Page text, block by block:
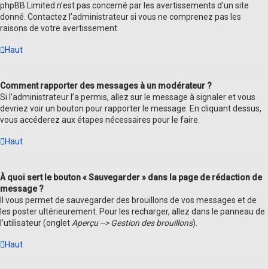
phpBB Limited n’est pas concerné par les avertissements d’un site
donné. Contactez l’administrateur si vous ne comprenez pas les
raisons de votre avertissement.
Haut
Comment rapporter des messages à un modérateur ?
Si l’administrateur l’a permis, allez sur le message à signaler et vous
devriez voir un bouton pour rapporter le message. En cliquant dessus,
vous accéderez aux étapes nécessaires pour le faire.
Haut
À quoi sert le bouton « Sauvegarder » dans la page de rédaction de
message ?
Il vous permet de sauvegarder des brouillons de vos messages et de
les poster ultérieurement. Pour les recharger, allez dans le panneau de
l’utilisateur (onglet Aperçu --> Gestion des brouillons).
Haut